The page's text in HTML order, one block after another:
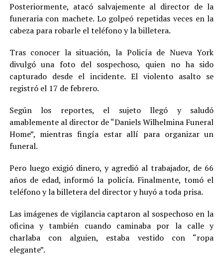
Posteriormente, atacó salvajemente al director de la
funeraria con machete. Lo golpeó repetidas veces en la
cabeza para robarle el teléfono y la billetera.
Tras conocer la situación, la Policía de Nueva York
divulgó una foto del sospechoso, quien no ha sido
capturado desde el incidente. El violento asalto se
registró el 17 de febrero.
Según los reportes, el sujeto llegó y saludó
amablemente al director de “Daniels Wilhelmina Funeral
Home”, mientras fingía estar allí para organizar un
funeral.
Pero luego exigió dinero, y agredió al trabajador, de 66
años de edad, informó la policía. Finalmente, tomó el
teléfono y la billetera del director y huyó a toda prisa.
Las imágenes de vigilancia captaron al sospechoso en la
oficina y también cuando caminaba por la calle y
charlaba con alguien, estaba vestido con “ropa
elegante”.